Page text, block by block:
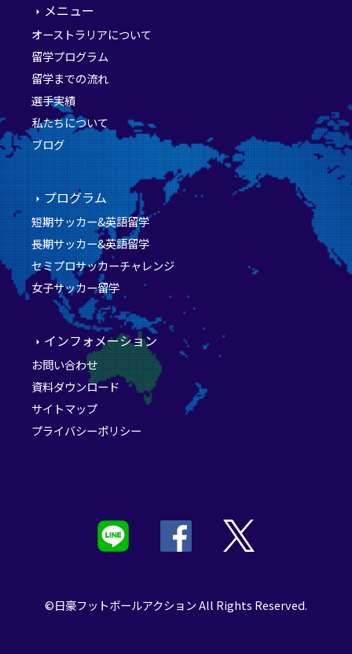
メニュー
オーストラリアについて
留学プログラム
留学までの流れ
選手実績
私たちについて
ブログ
プログラム
短期サッカー&英語留学
長期サッカー&英語留学
セミプロサッカーチャレンジ
女子サッカー留学
インフォメーション
お問い合わせ
資料ダウンロード
サイトマップ
プライバシーポリシー
©日豪フットボールアクション All Rights Reserved.